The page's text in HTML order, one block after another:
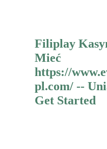
Filiplay
Mieć
https://
pl.com/ --
Get Started